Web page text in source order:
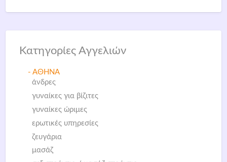
Κατηγορίες Αγγελιών
- ΑΘΗΝΑ
άνδρες
γυναίκες για βίζιτες
γυναίκες ώριμες
ερωτικές υπηρεσίες
ζευγάρια
μασάζ